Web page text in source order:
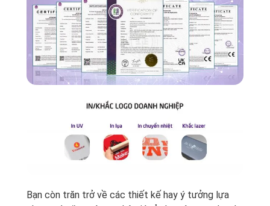
Bạn còn trăn trở về các thiết kế hay ý tưởng lựa